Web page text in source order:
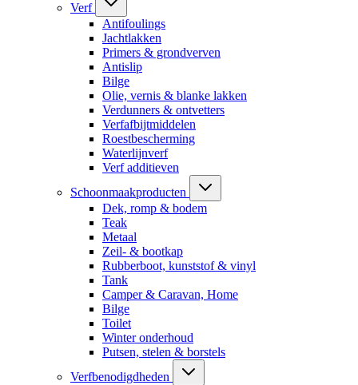
Verf
Antifoulings
Jachtlakken
Primers & grondverven
Antislip
Bilge
Olie, vernis & blanke lakken
Verdunners & ontvetters
Verfafbijtmiddelen
Roestbescherming
Waterlijnverf
Verf additieven
Schoonmaakproducten
Dek, romp & bodem
Teak
Metaal
Zeil- & bootkap
Rubberboot, kunststof & vinyl
Tank
Camper & Caravan, Home
Bilge
Toilet
Winter onderhoud
Putsen, stelen & borstels
Verfbenodigdheden